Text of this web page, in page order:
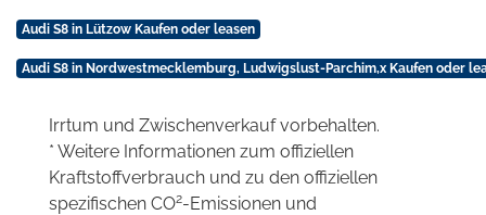
Audi S8 in Lützow Kaufen oder leasen
Audi S8 in Nordwestmecklemburg, Ludwigslust-Parchim,x Kaufen oder
Irrtum und Zwischenverkauf vorbehalten.
* Weitere Informationen zum offiziellen
Kraftstoffverbrauch und zu den offiziellen
spezifischen CO2-Emissionen und